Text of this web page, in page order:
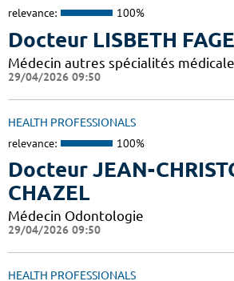
relevance: 100%
Docteur LISBETH
Médecin autres spécialités
29/04/2026 09:50
HEALTH PROFESSIONALS
relevance: 100%
Docteur JEAN-
CHAZEL
Médecin Odontologie
29/04/2026 09:50
HEALTH PROFESSIONALS